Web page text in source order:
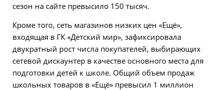
сезон на сайте превысило 150 тысяч.
Кроме того, сеть магазинов низких цен «Ещё»,
входящая в ГК «Детский мир», зафиксировала
двукратный рост числа покупателей, выбирающих
сетевой дискаунтер в качестве основного места для
подготовки детей к школе. Общий объем продаж
школьных товаров в «Ещё» превысил 1 миллион